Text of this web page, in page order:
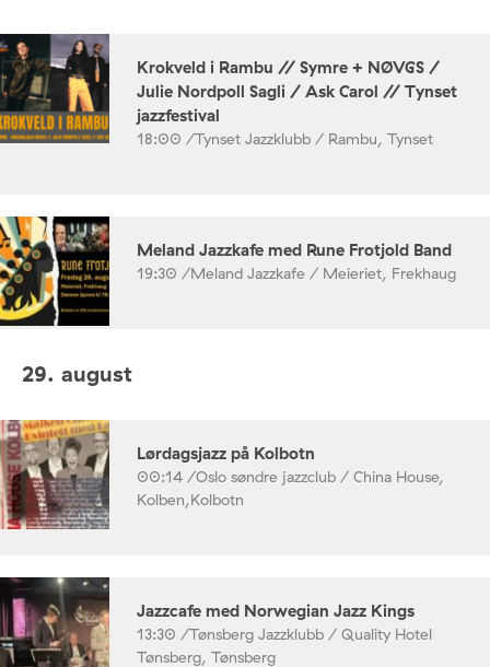
Krokveld i Rambu // Symre + NØVGS /
Julie Nordpoll Sagli / Ask Carol // Tynset
jazzfestival
18:00 /Tynset Jazzklubb / Rambu, Tynset
Meland Jazzkafe med Rune Frotjold Band
19:30 /Meland Jazzkafe / Meieriet, Frekhaug
29. august
Lørdagsjazz på Kolbotn
00:14 /Oslo søndre jazzclub / China House,
Kolben,Kolbotn
Jazzcafe med Norwegian Jazz Kings
13:30 /Tønsberg Jazzklubb / Quality Hotel
Tønsberg, Tønsberg